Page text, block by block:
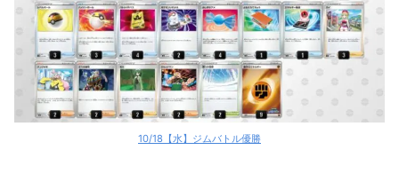
10/18【水】ジムバトル優勝